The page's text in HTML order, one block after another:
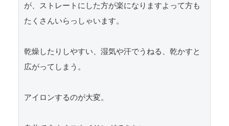
が、ストレートにした方が楽になりますよって方も
たくさんいらっしゃいます。
乾燥したりしやすい、湿気や汗でうねる、乾かすと
広がってしまう。
アイロンするのが大変。